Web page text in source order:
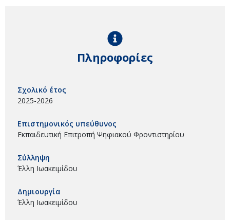
Πληροφορίες
Σχολικό έτος
2025-2026
Επιστημονικός υπεύθυνος
Εκπαιδευτική Επιτροπή Ψηφιακού Φροντιστηρίου
Σύλληψη
Έλλη Ιωακειμίδου
Δημιουργία
Έλλη Ιωακειμίδου